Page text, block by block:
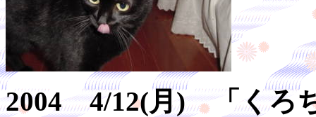
2004 4/12(月) 「くろ